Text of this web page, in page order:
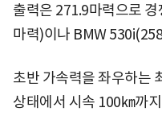
출력은 271.9마력으로
마력)이나 BMW
초반 가속력을 좌우하는
상태에서 시속 100㎞까